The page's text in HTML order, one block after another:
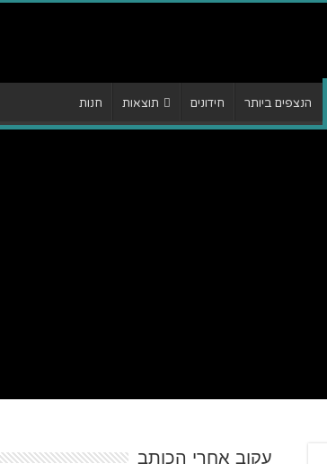
הנצפים ביותר חידונים תוצאות חנות
עקוב אחרי הכותב